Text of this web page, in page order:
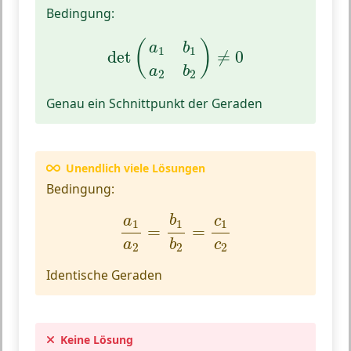
Bedingung:
det ( a1 b1
a2 b2 ) ≠ 0
a a b
Genau ein Schnittpunkt der Geraden
Unendlich viele Lösungen
Bedingung:
a1
a2
=
b1
b2
=
c1
c2
a1 b c
Identische Geraden
Keine Lösung